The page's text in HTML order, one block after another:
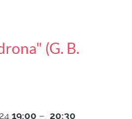
(G. B.
19:00 – 20:30